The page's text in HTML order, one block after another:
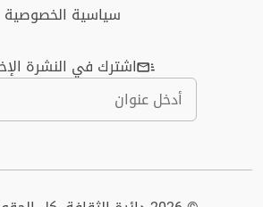
سياسية الخصوصية
اشترك في النشرة